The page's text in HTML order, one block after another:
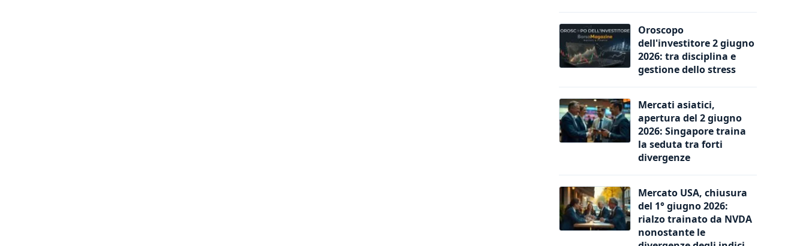
Oroscopo
dell'investitore 2 giugno
2026: tra disciplina e
gestione dello stress
Mercati asiatici,
apertura del 2 giugno
2026: Singapore traina
la seduta tra forti
divergenze
Mercato USA, chiusura
del 1° giugno 2026:
rialzo trainato da NVDA
nonostante le